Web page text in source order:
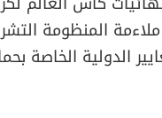
ملاءمة المنظومة
الدولية الخاصة